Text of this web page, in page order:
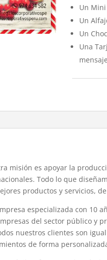
Un
Un
Un
Una
misión es apoyar la
Todo lo que
productos y servicios,
especializada con 10
del sector público y
nuestros clientes son
de forma